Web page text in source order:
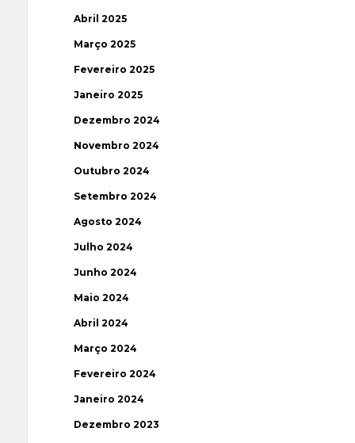
Abril 2025
Março 2025
Fevereiro 2025
Janeiro 2025
Dezembro 2024
Novembro 2024
Outubro 2024
Setembro 2024
Agosto 2024
Julho 2024
Junho 2024
Maio 2024
Abril 2024
Março 2024
Fevereiro 2024
Janeiro 2024
Dezembro 2023